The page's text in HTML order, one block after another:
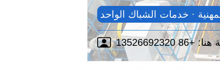
· خدمات الشباك الواحد
هنا: